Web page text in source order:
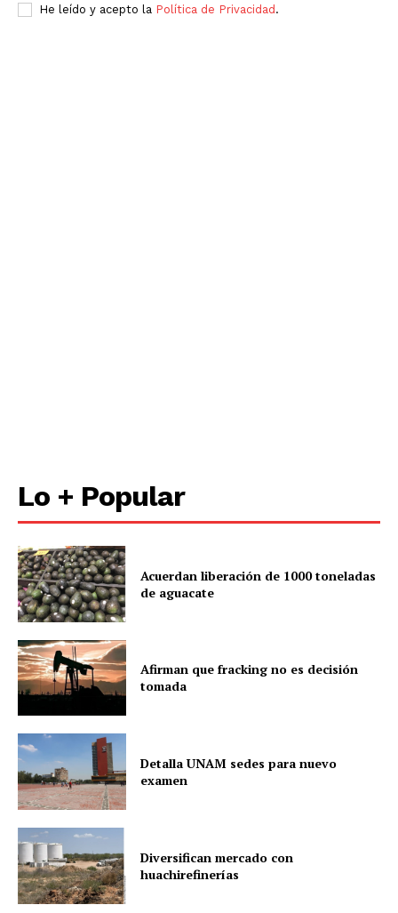
He leído y acepto la Política de Privacidad .
Lo + Popular
Acuerdan liberación de 1000 toneladas
de aguacate
Afirman que fracking no es decisión
tomada
Detalla UNAM sedes para nuevo
examen
Diversifican mercado con
huachirefinerías